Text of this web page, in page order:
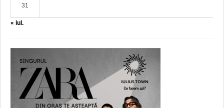
31
« iul.